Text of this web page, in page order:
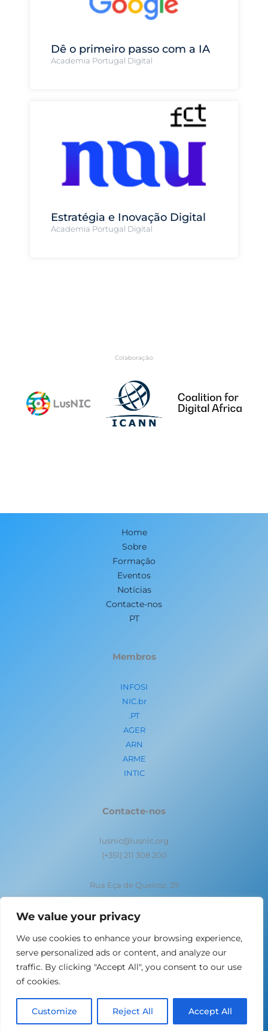
We value your privacy
We use cookies to enhance your browsing experience,
serve personalized ads or content, and analyze our
traffic. By clicking "Accept All", you consent to our use
of cookies.
Customize Reject All Accept All
Dê o primeiro passo com a IA
Academia Portugal Digital
Estratégia e Inovação Digital
Academia Portugal Digital
Colaboração:
Home
Sobre
Formação
Eventos
Notícias
Contacte-nos
PT
Membros
INFOSI
NIC.br
.PT
AGER
ARN
ARME
INTIC
Contacte-nos
lusnic@lusnic.org
(+351) 211 308 200
Rua Eça de Queiroz, 29
1050-095 Lisboa- Portugal
Copyright 2025 © .PT - Associação DNS.PT - Todos os
direitos reservados